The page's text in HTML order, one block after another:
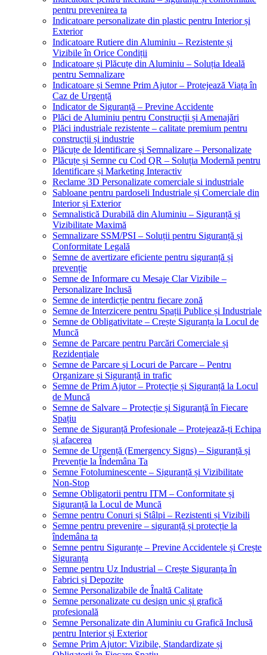
pentru prevenirea ta
Indicatoare personalizate din plastic pentru Interior și
Exterior
Indicatoare Rutiere din Aluminiu – Rezistente și
Vizibile în Orice Condiții
Indicatoare și Plăcuțe din Aluminiu – Soluția Ideală
pentru Semnalizare
Indicatoare și Semne Prim Ajutor – Protejează Viața în
Caz de Urgență
Indicator de Siguranță – Previne Accidente
Plăci de Aluminiu pentru Construcții și Amenajări
Plăci industriale rezistente – calitate premium pentru
construcții și industrie
Plăcuțe de Identificare și Semnalizare – Personalizate
Plăcuțe și Semne cu Cod QR – Soluția Modernă pentru
Identificare și Marketing Interactiv
Reclame 3D Personalizate comerciale si industriale
Sabloane pentru pardoseli Industriale și Comerciale din
Interior și Exterior
Semnalistică Durabilă din Aluminiu – Siguranță și
Vizibilitate Maximă
Semnalizare SSM/PSI – Soluții pentru Siguranță și
Conformitate Legală
Semne de avertizare eficiente pentru siguranță și
prevenție
Semne de Informare cu Mesaje Clar Vizibile –
Personalizare Inclusă
Semne de interdicție pentru fiecare zonă
Semne de Interzicere pentru Spații Publice și Industriale
Semne de Obligativitate – Crește Siguranța la Locul de
Muncă
Semne de Parcare pentru Parcări Comerciale și
Rezidențiale
Semne de Parcare și Locuri de Parcare – Pentru
Organizare și Siguranță in trafic
Semne de Prim Ajutor – Protecție și Siguranță la Locul
de Muncă
Semne de Salvare – Protecție și Siguranță în Fiecare
Spațiu
Semne de Siguranță Profesionale – Protejează-ți Echipa
și afacerea
Semne de Urgență (Emergency Signs) – Siguranță și
Prevenție la Îndemâna Ta
Semne Fotoluminescente – Siguranță și Vizibilitate
Non-Stop
Semne Obligatorii pentru ITM – Conformitate și
Siguranță la Locul de Muncă
Semne pentru Conuri și Stâlpi – Rezistenti și Vizibili
Semne pentru prevenire – siguranță și protecție la
îndemâna ta
Semne pentru Siguranțe – Previne Accidentele și Crește
Siguranța
Semne pentru Uz Industrial – Crește Siguranța în
Fabrici și Depozite
Semne Personalizabile de Înaltă Calitate
Semne personalizate cu design unic și grafică
profesională
Semne Personalizate din Aluminiu cu Grafică Inclusă
pentru Interior și Exterior
Semne Prim Ajutor: Vizibile, Standardizate și